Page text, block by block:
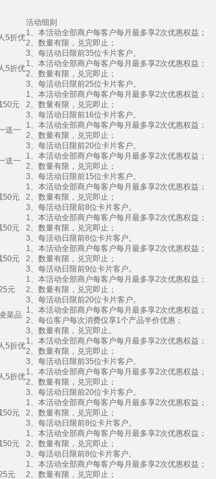
活动细则
5折优
1、本活动全部商户每客户每月最多享2次优惠权益；
2、数量有限，兑完即止；
3、每活动日限前35位卡片客户。
5折优
1、本活动全部商户每客户每月最多享2次优惠权益；
2、数量有限，兑完即止；
3、每活动日限前25位卡片客户。
50元
1、本活动全部商户每客户每月最多享2次优惠权益；
2、数量有限，兑完即止；
3、每活动日限前16位卡片客户。
送一
1、本活动全部商户每客户每月最多享2次优惠权益；
2、数量有限，兑完即止；
3、每活动日限前20位卡片客户。
送一
1、本活动全部商户每客户每月最多享2次优惠权益；
2、数量有限，兑完即止；
3、每活动日限前15位卡片客户。
50元
1、本活动全部商户每客户每月最多享2次优惠权益；
2、数量有限，兑完即止；
3、每活动日限前8位卡片客户。
50元
1、本活动全部商户每客户每月最多享2次优惠权益；
2、数量有限，兑完即止；
3、每活动日限前8位卡片客户。
50元
1、本活动全部商户每客户每月最多享2次优惠权益；
2、数量有限，兑完即止；
3、每活动日限前9位卡片客户。
元
1、本活动全部商户每客户每月最多享2次优惠权益；
2、数量有限，兑完即止；
3、每活动日限前20位卡片客户。
菜品
1、本活动全部商户每客户每月最多享2次优惠权益；
2、每位客户每次消费仅享1个产品半价优惠；
3、数量有限，兑完即止。
5折优
1、本活动全部商户每客户每月最多享2次优惠权益；
2、数量有限，兑完即止；
3、每活动日限前35位卡片客户。
5折优
1、本活动全部商户每客户每月最多享2次优惠权益；
2、数量有限，兑完即止；
3、每活动日限前20位卡片客户。
50元
1、本活动全部商户每客户每月最多享2次优惠权益；
2、数量有限，兑完即止；
3、每活动日限前8位卡片客户。
50元
1、本活动全部商户每客户每月最多享2次优惠权益；
2、数量有限，兑完即止；
3、每活动日限前8位卡片客户。
元
1、本活动全部商户每客户每月最多享2次优惠权益；
2、数量有限，兑完即止；